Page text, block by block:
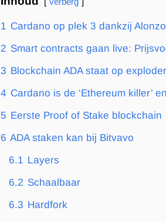
1 Cardano op plek 3 dankzij
2 Smart contracts gaan live:
3 Blockchain ADA staat op
4 Cardano is de ‘Ethereum killer’
5 Eerste Proof of Stake blockchain
6 ADA staken kan bij Bitvavo
6.1 Layers
6.2 Schaalbaar
6.3 Hardfork